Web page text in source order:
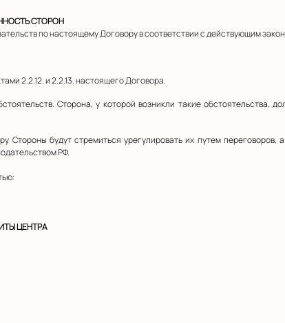
СТОРОН
по настоящему Договору в соответствии с действующим
2.2.12. и 2.2.13. настоящего Договора.
Сторона, у которой возникли такие обстоятельства,
будут стремиться урегулировать их путем переговоров,
РФ.
ЦЕНТРА